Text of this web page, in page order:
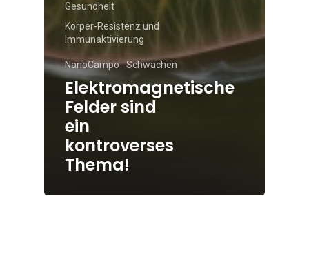
Gesundheit
Körper-Resistenz und
Immunaktivierung
NanoCampo Schwächen
Elektromagnetische
Felder sind
ein
kontroverses
Thema!